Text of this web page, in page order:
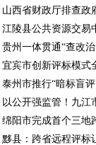
山西省财政厅排查政
付情况
江陵县公共资源交易
目顺利完成
贵州一体贯通“查改
场规范健康发展
宜宾市创新评标模式
场环境
泰州市推行“暗标盲
推动政府采购提质增
以公开强监管！九江
领域系统整治典型案
绵阳市完成首个三地
项目
黟县：跨省远程评标